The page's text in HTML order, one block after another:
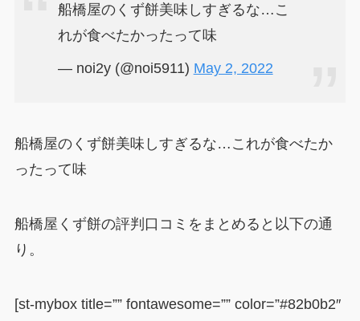
船橋屋のくず餅美味しすぎるな…こ
れが食べたかったって味
— noi2y (@noi5911) May 2, 2022
船橋屋のくず餅美味しすぎるな…これが食べたか
ったって味
船橋屋くず餅の評判口コミをまとめると以下の通
り。
[st-mybox title=”” fontawesome=”” color=”#82b0b2″